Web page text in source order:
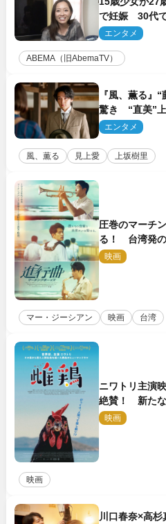
で妊娠 30代
エンタメ
ABEMA（旧AbemaTV）
『風、薫る』“
驚き “直美”上
「力になって
エンタメ
風、薫る 見上愛 上坂樹里
圧巻のマーチ
る！ 台湾発の
チングボーイズ
映画
マー・ジーシアン 映画 台湾
ニワトリ主演
絶賛！ 新た
映画
映画
川口春奈×高杉